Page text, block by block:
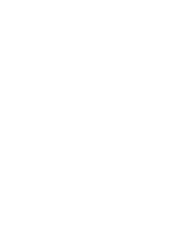
Du lịch Tỉnh Lâm Đồng